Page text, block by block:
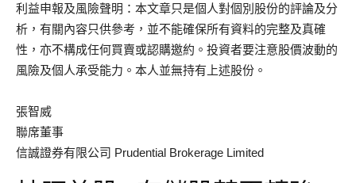
利益申報及風險聲明：本文章只是個人對個別股份的評論及分
析，有關內容只供參考，並不能確保所有資料的完整及真確
性，亦不構成任何買賣或認購邀約。投資者要注意股價波動的
風險及個人承受能力。本人並無持有上述股份。
張智威
聯席董事
信誠證券有限公司 Prudential Brokerage Limited